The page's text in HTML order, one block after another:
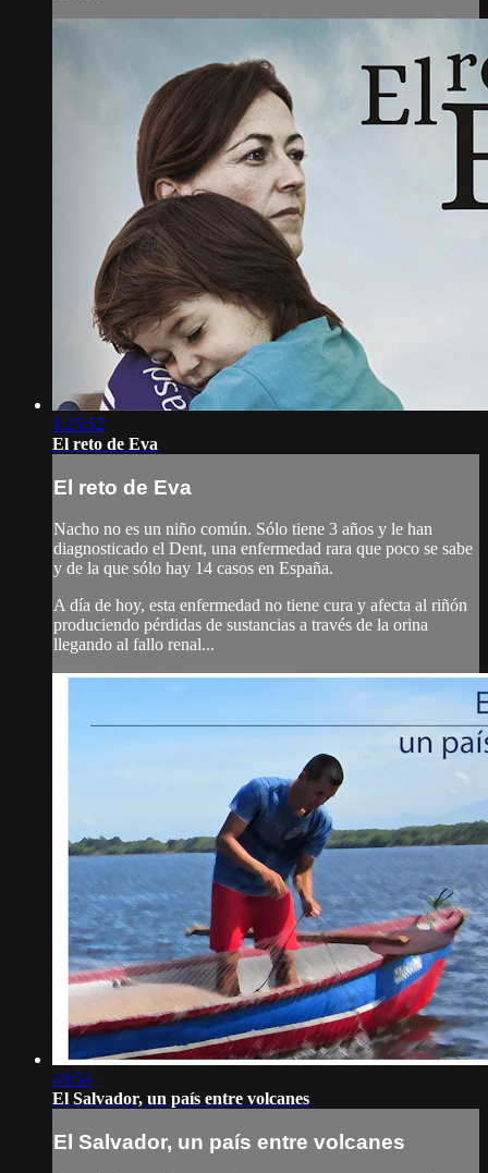
1:25:52
El reto de Eva
El reto de Eva
Nacho no es un niño común. Sólo tiene 3 años y le han
diagnosticado el Dent, una enfermedad rara que poco se sabe
y de la que sólo hay 14 casos en España.
A día de hoy, esta enfermedad no tiene cura y afecta al riñón
produciendo pérdidas de sustancias a través de la orina
llegando al fallo renal...
49:54
El Salvador, un país entre volcanes
El Salvador, un país entre volcanes